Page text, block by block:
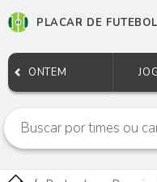
PLACAR DE FUTEBOL
ONTEM